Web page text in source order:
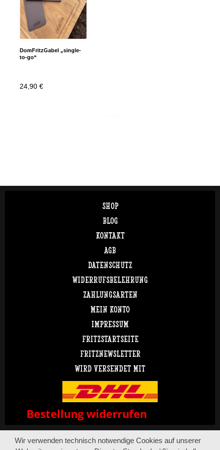
DomFritzGabel „single-
to-go“
24,90 €
SHOP
BLOG
KONTAKT
AGB
DATENSCHUTZ
WIDERRUFSBELEHRUNG
ZAHLUNGSARTEN
MEIN KONTO
IMPRESSUM
FRITZSTARTSEITE
FRITZNEWSLETTER
WIRD VERSENDET MIT
Bestellung widerrufen
Wir verwenden technisch notwendige Cookies auf unserer